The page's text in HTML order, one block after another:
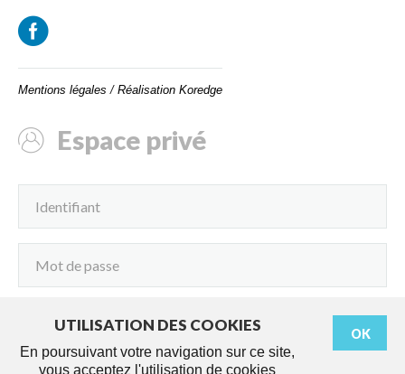
Mentions légales / Réalisation Koredge
Espace privé
OK
UTILISATION DES COOKIES
En poursuivant votre navigation sur ce site,
vous acceptez l'utilisation de cookies